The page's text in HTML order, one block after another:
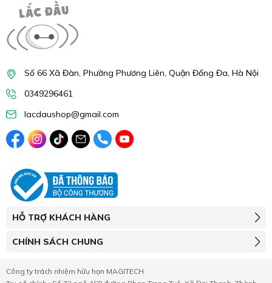
Số 66 Xã Đàn, Phường Phương Liên, Quận Đống Đa, Hà Nội
0349296461
lacdaushop@gmail.com
HỖ TRỢ KHÁCH HÀNG
CHÍNH SÁCH CHUNG
Công ty trách nhiệm hữu hạn MAGITECH